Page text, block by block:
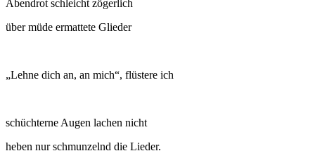
Abendrot schleicht zögerlich
über müde ermattete Glieder
„Lehne dich an, an mich“, flüstere ich
schüchterne Augen lachen nicht
heben nur schmunzelnd die Lieder.